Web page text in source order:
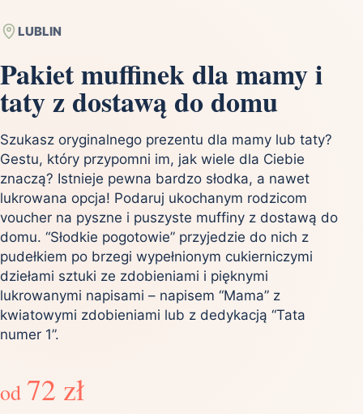
LUBLIN
Pakiet muffinek dla mamy i
taty z dostawą do domu
Szukasz oryginalnego prezentu dla mamy lub taty?
Gestu, który przypomni im, jak wiele dla Ciebie
znaczą? Istnieje pewna bardzo słodka, a nawet
lukrowana opcja! Podaruj ukochanym rodzicom
voucher na pyszne i puszyste muffiny z dostawą do
domu. “Słodkie pogotowie” przyjedzie do nich z
pudełkiem po brzegi wypełnionym cukierniczymi
dziełami sztuki ze zdobieniami i pięknymi
lukrowanymi napisami – napisem “Mama” z
kwiatowymi zdobieniami lub z dedykacją “Tata
numer 1”.
od 72 zł